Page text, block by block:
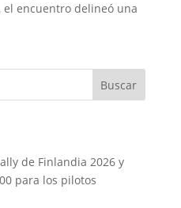
el encuentro delineó una
Buscar
de Finlandia 2026 y
para los pilotos